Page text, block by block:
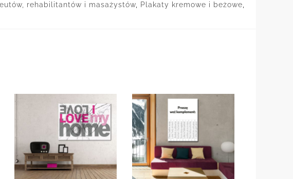
rehabilitantów i masażystów, Plakaty kremowe i beżowe,